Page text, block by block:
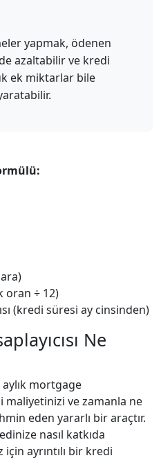
yapmak, ödenen
azaltabilir ve kredi
ek miktarlar bile
oran ÷ 12)
(kredi süresi ay cinsinden)
Ne
aylık mortgage
ve zamanla ne
eden yararlı bir araçtır.
nasıl katkıda
ayrıntılı bir kredi